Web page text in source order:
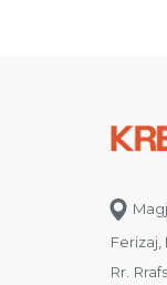
Ferizaj,
Rr.